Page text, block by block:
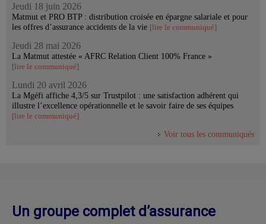
Jeudi 18 juin 2026
Matmut et PRO BTP : distribution croisée en épargne salariale et pour
les offres d’assurance accidents de la vie [lire le communiqué]
Jeudi 28 mai 2026
La Matmut attestée « AFRC Relation Client 100% France »
[lire le communiqué]
Lundi 20 avril 2026
La Mgéfi affiche 4,3/5 sur Trustpilot : une satisfaction adhérent qui
illustre l’excellence opérationnelle et le savoir faire de ses équipes
[lire le communiqué]
Voir tous les communiqués
Un groupe complet d’assurance